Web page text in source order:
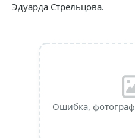
Эдуарда Стрельцова.
Ошибка,